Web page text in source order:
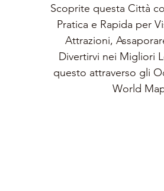
Scoprite questa Città
Pratica e Rapida per
Attrazioni,
Divertirvi nei Migliori
questo attraverso gli
World